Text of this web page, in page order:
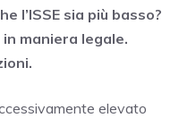
l’ISSE sia più basso?
maniera legale.
elevato